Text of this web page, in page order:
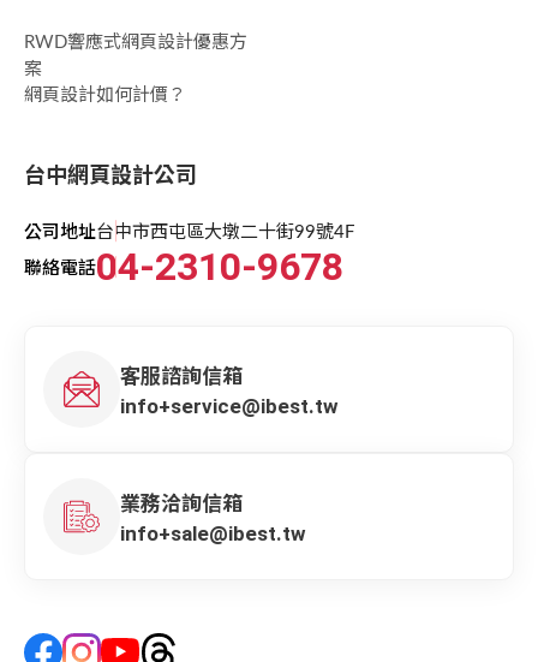
RWD響應式網頁設計優惠方
案
網頁設計如何計價？
台中網頁設計公司
公司地址台中市西屯區大墩二十街99號4F
聯絡電話04-2310-9678
客服諮詢信箱
info+service@ibest.tw
業務洽詢信箱
info+sale@ibest.tw